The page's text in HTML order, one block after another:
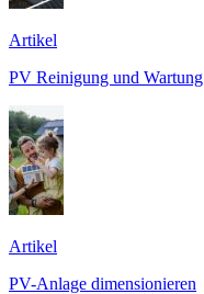
Artikel
PV Reinigung und Wartung
Artikel
PV-Anlage dimensionieren